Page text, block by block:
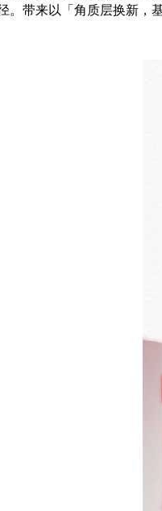
。带来以「角质层换新，